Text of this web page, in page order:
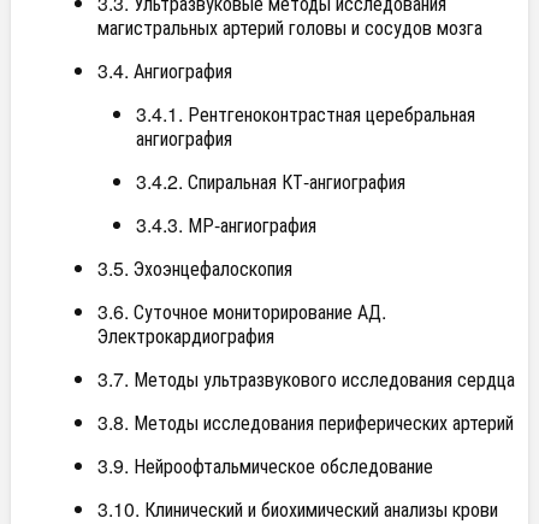
магистральных артерий головы и сосудов мозга
3.4. Ангиография
3.4.1. Рентгеноконтрастная церебральная
ангиография
3.4.2. Спиральная КТ-ангиография
3.4.3. МР-ангиография
3.5. Эхоэнцефалоскопия
3.6. Суточное мониторирование АД.
Электрокардиография
3.7. Методы ультразвукового исследования сердца
3.8. Методы исследования периферических артерий
3.9. Нейроофтальмическое обследование
3.10. Клинический и биохимический анализы крови